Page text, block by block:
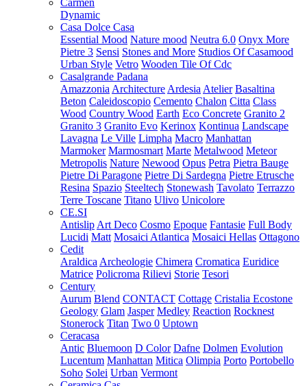
Carmen
Dynamic
Casa Dolce Casa
Essential Mood Nature mood Neutra 6.0 Onyx More
Pietre 3 Sensi Stones and More Studios Of Casamood
Urban Style Vetro Wooden Tile Of Cdc
Casalgrande Padana
Amazzonia Architecture Ardesia Atelier Basaltina
Beton Caleidoscopio Cemento Chalon Citta Class
Wood Country Wood Earth Eco Concrete Granito 2
Granito 3 Granito Evo Kerinox Kontinua Landscape
Lavagna Le Ville Limpha Macro Manhattan
Marmoker Marmosmart Marte Metalwood Meteor
Metropolis Nature Newood Opus Petra Pietra Bauge
Pietre Di Paragone Pietre Di Sardegna Pietre Etrusche
Resina Spazio Steeltech Stonewash Tavolato Terrazzo
Terre Toscane Titano Ulivo Unicolore
CE.SI
Antislip Art Deco Cosmo Epoque Fantasie Full Body
Lucidi Matt Mosaici Atlantica Mosaici Hellas Ottagono
Cedit
Araldica Archeologie Chimera Cromatica Euridice
Matrice Policroma Rilievi Storie Tesori
Century
Aurum Blend CONTACT Cottage Cristalia Ecostone
Geology Glam Jasper Medley Reaction Rocknest
Stonerock Titan Two 0 Uptown
Ceracasa
Antic Bluemoon D Color Dafne Dolmen Evolution
Lucentum Manhattan Mitica Olimpia Porto Portobello
Soho Solei Urban Vermont